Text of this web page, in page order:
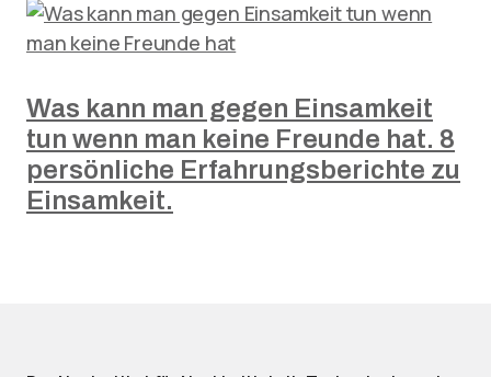
Was kann man gegen Einsamkeit
tun wenn man keine Freunde hat. 8
persönliche Erfahrungsberichte zu
Einsamkeit.